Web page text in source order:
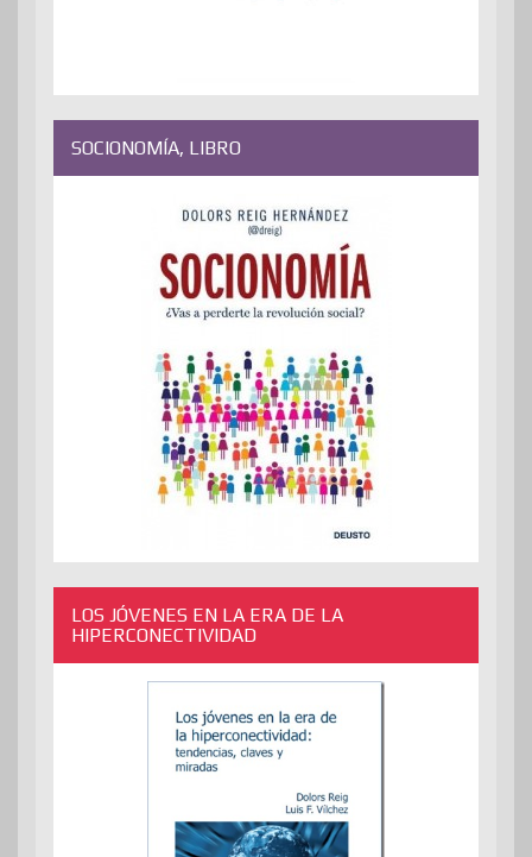
SOCIONOMÍA, LIBRO
LOS JÓVENES EN LA ERA DE LA
HIPERCONECTIVIDAD